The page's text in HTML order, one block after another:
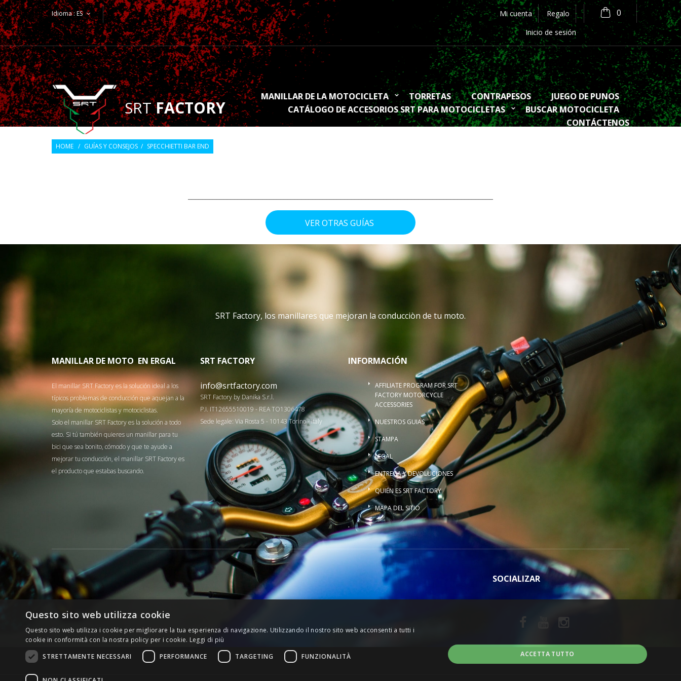
0
Idioma : ES Mi cuenta
Regalo
Inicio de sesión
SRTFACTORY
MANILLAR DE LA MOTOCICLETA TORRETAS CONTRAPESOS
JUEGO DE PUNOS
CATÁLOGO DE ACCESORIOS SRT PARA MOTOCICLETAS
BUSCAR MOTOCICLETA
CONTÁCTENOS
HOME / GUÍAS Y CONSEJOS / SPECCHIETTI BAR END
VER OTRAS GUÍAS
SRT Factory, los manillares que mejoran la conducciòn de tu moto.
MANILLAR DE MOTOEN ERGAL
El manillar SRT Factory es la solución ideal a los
típicos problemas de conducción que aquejan a la
mayoría de motociclistas y motociclistas.
Solo el manillar SRT Factory es la solución a todo
esto. Si tú también quieres un manillar para tu
bici que sea bonito, cómodo y que te ayude a
mejorar tu conducción, el manillar SRT Factory es
el producto que estabas buscando.
SRT FACTORY
info@srtfactory.com
SRT Factory by Danika S.r.l.
P.I. IT12655510019 - REA TO1306478
Sede legale: Via Rosta 5 - 10143 Torino - Italy
INFORMACIÓN
AFFILIATE PROGRAM FOR SRT
FACTORY MOTORCYCLE
ACCESSORIES
NUESTROS GUIAS
STAMPA
LEGAL
ENTREGA Y DEVOLUCIONES
QUIÉN ES SRT FACTORY
MAPA DEL SITIO
.
SOCIALIZAR
Questo sito web utilizza cookie
Questo sito web utilizza i cookie per migliorare la tua esperienza di navigazione. Utilizzando il nostro sito web acconsenti a tutti i
cookie in conformità con la nostra policy per i cookie. Leggi di più
STRETTAMENTE NECESSARI
PERFORMANCE TARGETING FUNZIONALITÀ ACCETTA TUTTO